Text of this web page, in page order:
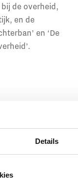
Details
de overheid,
en de
en ‘De